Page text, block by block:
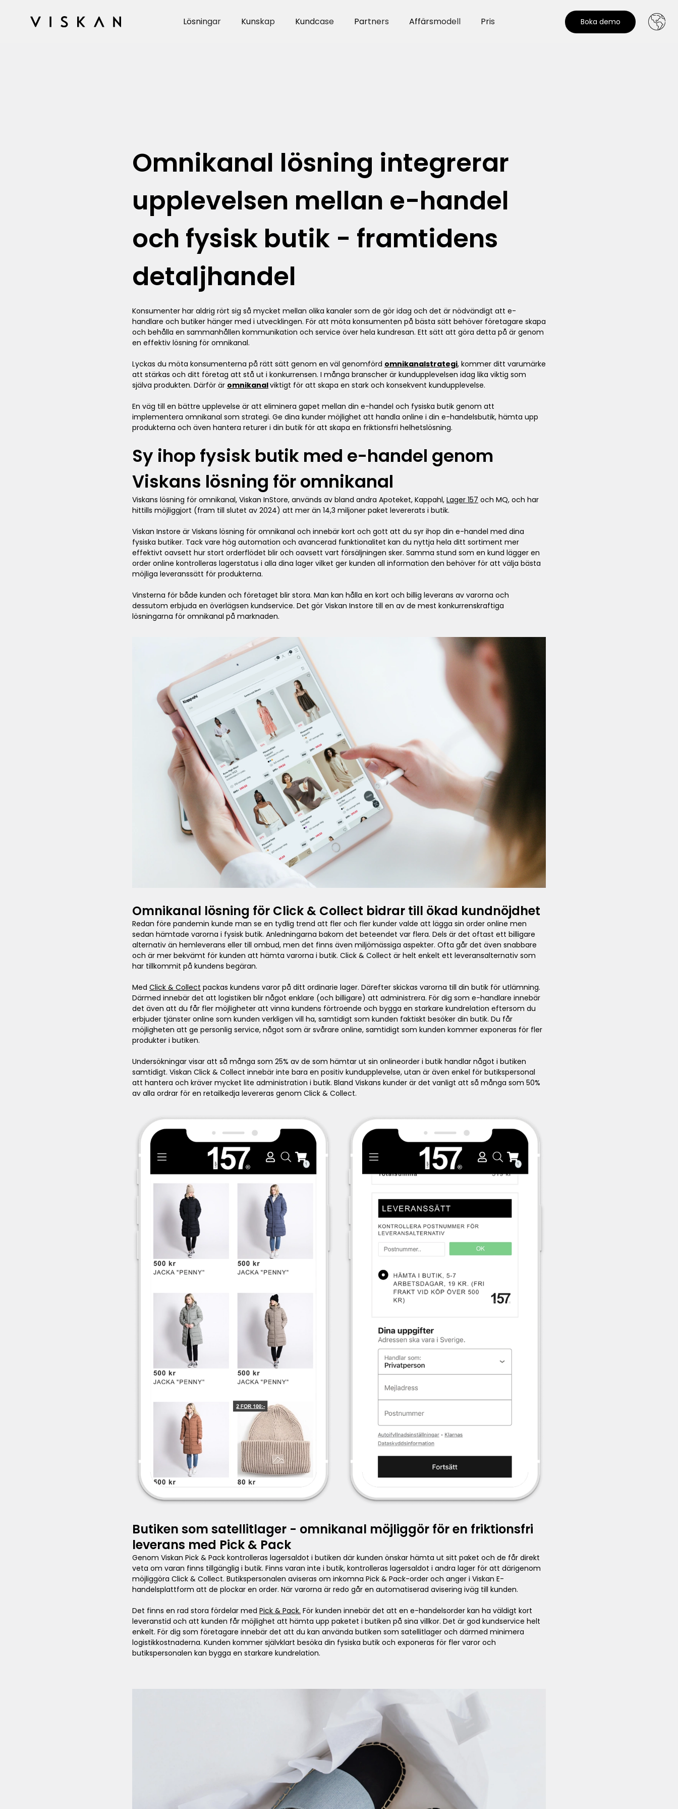
Lösningar Kunskap Kundcase Partners Affärsmodell Pris Boka demo
Omnikanal lösning integrerar
upplevelsen mellan e-handel
och fysisk butik - framtidens
detaljhandel
Konsumenter har aldrig rört sig så mycket mellan olika kanaler som de gör idag och det är nödvändigt att e-
handlare och butiker hänger med i utvecklingen. För att möta konsumenten på bästa sätt behöver företagare skapa
och behålla en sammanhållen kommunikation och service över hela kundresan. Ett sätt att göra detta på är genom
en effektiv lösning för omnikanal.
Lyckas du möta konsumenterna på rätt sätt genom en väl genomförd omnikanalstrategi, kommer ditt varumärke
att stärkas och ditt företag att stå ut i konkurrensen. I många branscher är kundupplevelsen idag lika viktig som
själva produkten. Därför är omnikanalviktigt för att skapa en stark och konsekvent kundupplevelse.
En väg till en bättre upplevelse är att eliminera gapet mellan din e-handel och fysiska butik genom att
implementera omnikanal som strategi. Ge dina kunder möjlighet att handla online i din e-handelsbutik, hämta upp
produkterna och även hantera returer i din butik för att skapa en friktionsfri helhetslösning.
Sy ihop fysisk butik med e-handel genom
Viskans lösning för omnikanal
Viskans lösning för omnikanal, Viskan InStore, används av bland andra Apoteket, Kappahl, Lager 157 och MQ, och har
hittills möjliggjort (fram till slutet av 2024) att mer än 14,3 miljoner paket levererats i butik.
Viskan Instore är Viskans lösning för omnikanal och innebär kort och gott att du syr ihop din e-handel med dina
fysiska butiker. Tack vare hög automation och avancerad funktionalitet kan du nyttja hela ditt sortiment mer
effektivt oavsett hur stort orderflödet blir och oavsett vart försäljningen sker. Samma stund som en kund lägger en
order online kontrolleras lagerstatus i alla dina lager vilket ger kunden all information den behöver för att välja bästa
möjliga leveranssätt för produkterna.
Vinsterna för både kunden och företaget blir stora. Man kan hålla en kort och billig leverans av varorna och
dessutom erbjuda en överlägsen kundservice. Det gör Viskan Instore till en av de mest konkurrenskraftiga
lösningarna för omnikanal på marknaden.
Omnikanal lösning för Click & Collect bidrar till ökad kundnöjdhet
Redan före pandemin kunde man se en tydlig trend att fler och fler kunder valde att lägga sin order online men
sedan hämtade varorna i fysisk butik. Anledningarna bakom det beteendet var flera. Dels är det oftast ett billigare
alternativ än hemleverans eller till ombud, men det finns även miljömässiga aspekter. Ofta går det även snabbare
och är mer bekvämt för kunden att hämta varorna i butik. Click & Collect är helt enkelt ett leveransalternativ som
har tillkommit på kundens begäran.
Med Click & Collect packas kundens varor på ditt ordinarie lager. Därefter skickas varorna till din butik för utlämning.
Därmed innebär det att logistiken blir något enklare (och billigare) att administrera. För dig som e-handlare innebär
det även att du får fler möjligheter att vinna kundens förtroende och bygga en starkare kundrelation eftersom du
erbjuder tjänster online som kunden verkligen vill ha, samtidigt som kunden faktiskt besöker din butik. Du får
möjligheten att ge personlig service, något som är svårare online, samtidigt som kunden kommer exponeras för fler
produkter i butiken.
Undersökningar visar att så många som 25% av de som hämtar ut sin onlineorder i butik handlar något i butiken
samtidigt. Viskan Click & Collect innebär inte bara en positiv kundupplevelse, utan är även enkel för butikspersonal
att hantera och kräver mycket lite administration i butik. Bland Viskans kunder är det vanligt att så många som 50%
av alla ordrar för en retailkedja levereras genom Click & Collect.
Butiken som satellitlager - omnikanal möjliggör för en friktionsfri
leverans med Pick & Pack
Genom Viskan Pick & Pack kontrolleras lagersaldot i butiken där kunden önskar hämta ut sitt paket och de får direkt
veta om varan finns tillgänglig i butik. Finns varan inte i butik, kontrolleras lagersaldot i andra lager för att därigenom
möjliggöra Click & Collect. Butikspersonalen aviseras om inkomna Pick & Pack-order och anger i Viskan E-
handelsplattform att de plockar en order. När varorna är redo går en automatiserad avisering iväg till kunden.
Det finns en rad stora fördelar med Pick & Pack. För kunden innebär det att en e-handelsorder kan ha väldigt kort
leveranstid och att kunden får möjlighet att hämta upp paketet i butiken på sina villkor. Det är god kundservice helt
enkelt. För dig som företagare innebär det att du kan använda butiken som satellitlager och därmed minimera
logistikkostnaderna. Kunden kommer självklart besöka din fysiska butik och exponeras för fler varor och
butikspersonalen kan bygga en starkare kundrelation.